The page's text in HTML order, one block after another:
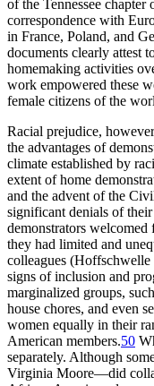
of the Tennessee
correspondence with
in France, Poland, and
documents clearly attest
homemaking activities
work empowered these
female citizens of the
Racial prejudice,
the advantages of
climate established by
extent of home
and the advent of the
significant denials of
demonstrators welcomed
they had limited and
colleagues
signs of inclusion and
marginalized groups,
house chores, and even
women equally in their
American members.50
separately. Although
Virginia Moore—did